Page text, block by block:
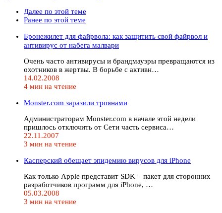
Далее по этой теме
Ранее по этой теме
Бронежилет для файрвола: как защитить свой файрвол и
антивирус от набега малвари
Очень часто антивирусы и брандмауэры превращаются из
охотников в жертвы. В борьбе с активн…
14.02.2008
4 мин на чтение
Monster.com заразили троянами
Администраторам Monster.com в начале этой недели
пришлось отключить от Сети часть сервиса…
22.11.2007
3 мин на чтение
Касперский обещает эпидемию вирусов для iPhone
Как только Apple представит SDK – пакет для сторонних
разработчиков программ для iPhone, …
05.03.2008
3 мин на чтение